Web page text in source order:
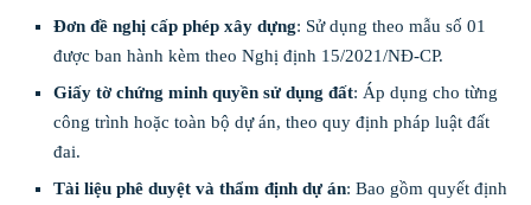
Đơn đề nghị cấp phép xây dựng: Sử dụng theo mẫu số 01
được ban hành kèm theo Nghị định 15/2021/NĐ-CP.
Giấy tờ chứng minh quyền sử dụng đất: Áp dụng cho từng
công trình hoặc toàn bộ dự án, theo quy định pháp luật đất
đai.
Tài liệu phê duyệt và thẩm định dự án: Bao gồm quyết định